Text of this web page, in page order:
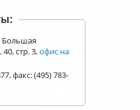
Большая
стр. 3,офис на
факс: (495) 783-